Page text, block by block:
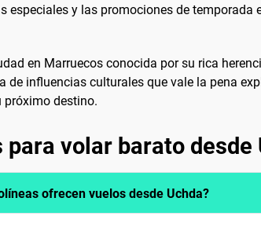
especiales y las promociones de
en Marruecos conocida por su rica
de influencias culturales que vale la pena
próximo destino.
para volar barato desde
ofrecen vuelos desde Uchda?